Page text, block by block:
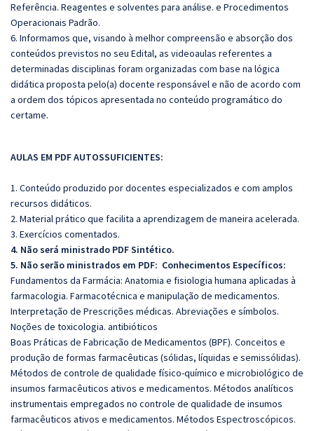
Referência. Reagentes e solventes para análise. e Procedimentos
Operacionais Padrão.
6. Informamos que, visando à melhor compreensão e absorção dos
conteúdos previstos no seu Edital, as videoaulas referentes a
determinadas disciplinas foram organizadas com base na lógica
didática proposta pelo(a) docente responsável e não de acordo com
a ordem dos tópicos apresentada no conteúdo programático do
certame.
AULAS EM PDF AUTOSSUFICIENTES:
1. Conteúdo produzido por docentes especializados e com amplos
recursos didáticos.
2. Material prático que facilita a aprendizagem de maneira acelerada.
3. Exercícios comentados.
4. Não será ministrado PDF Sintético.
5. Não serão ministrados em PDF: Conhecimentos Específicos:
Fundamentos da Farmácia: Anatomia e fisiologia humana aplicadas à
farmacologia. Farmacotécnica e manipulação de medicamentos.
Interpretação de Prescrições médicas. Abreviações e símbolos.
Noções de toxicologia. antibióticos
Boas Práticas de Fabricação de Medicamentos (BPF). Conceitos e
produção de formas farmacêuticas (sólidas, líquidas e semissólidas).
Métodos de controle de qualidade físico-químico e microbiológico de
insumos farmacêuticos ativos e medicamentos. Métodos analíticos
instrumentais empregados no controle de qualidade de insumos
farmacêuticos ativos e medicamentos. Métodos Espectroscópicos.